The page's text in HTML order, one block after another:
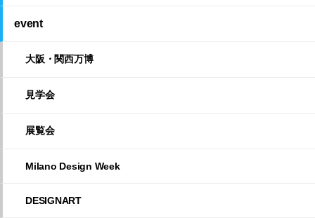
event
大阪・関西万博
見学会
展覧会
Milano Design Week
DESIGNART